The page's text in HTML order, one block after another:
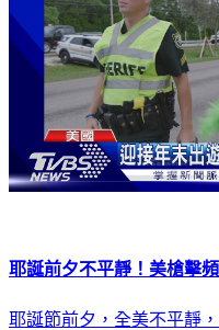
耶誕前夕不平靜！美槍擊
耶誕節前夕，全美不平靜